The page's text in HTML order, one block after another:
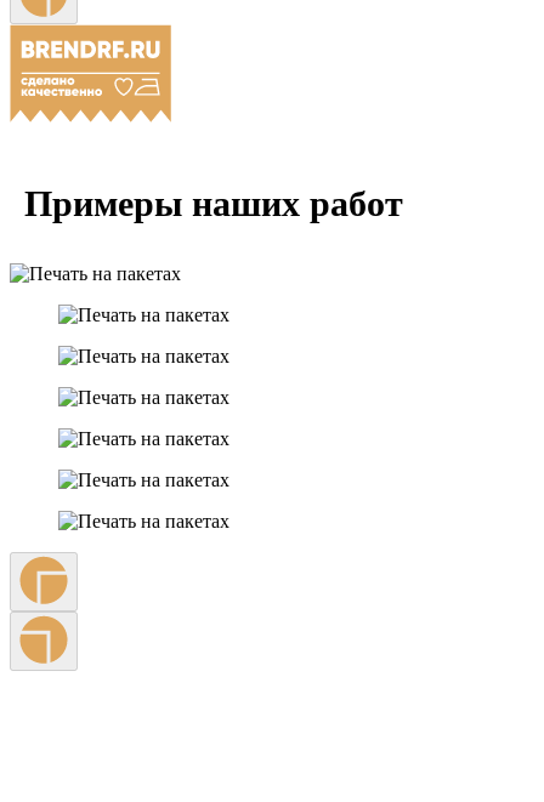
Примеры наших работ